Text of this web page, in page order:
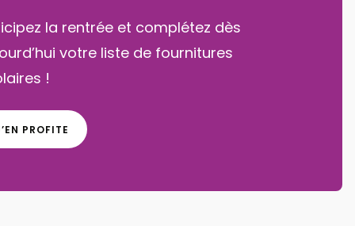
un été magique avec nos
créatives pour petits et grands !